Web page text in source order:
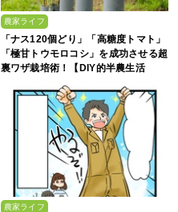
農家ライフ
「ナス120個どり」「高糖度トマト」
「極甘トウモロコシ」を成功させる超
裏ワザ栽培術！【DIY的半農生活
農家ライフ